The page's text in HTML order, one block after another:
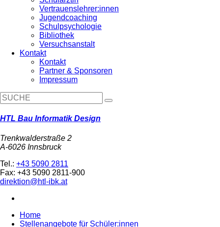
Vertrauenslehrer:innen
Jugendcoaching
Schulpsychologie
Bibliothek
Versuchsanstalt
Kontakt
Kontakt
Partner & Sponsoren
Impressum
HTL Bau Informatik Design
Trenkwalderstraße 2
A-6026 Innsbruck
Tel.: +43 5090 2811
Fax: +43 5090 2811-900
direktion@htl-ibk.at
Home
Stellenangebote für Schüler:innen